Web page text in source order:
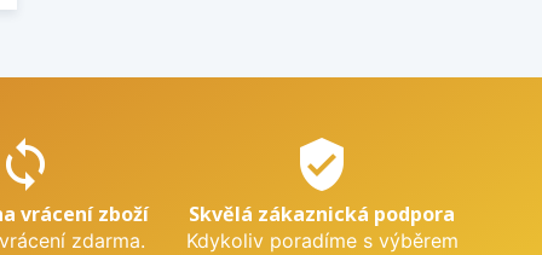
vrácení zboží
zdarma.
verified_user
Skvělá zákaznická podpora
Kdykoliv poradíme s výběrem